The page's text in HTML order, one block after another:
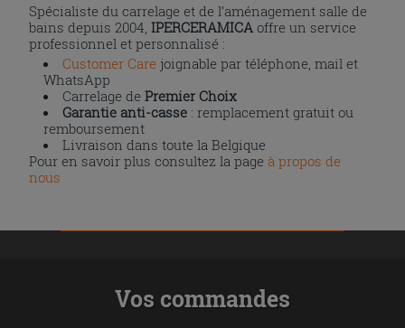
Spécialiste du carrelage et de l’aménagement salle de
bains depuis 2004,IPERCERAMICA offre un service
professionnel et personnalisé :
Customer Care joignable par téléphone, mail et
WhatsApp
Carrelage dePremier Choix
Garantie anti-casse : remplacement gratuit ou
remboursement
Livraison dans toute la Belgique
Pour en savoir plus consultez la page à propos de
nous
Vos commandes